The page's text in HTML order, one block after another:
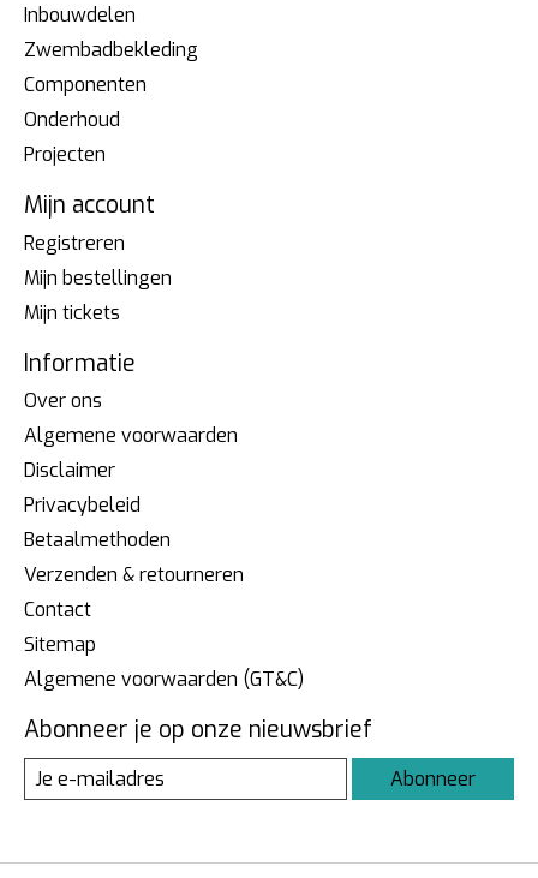
Inbouwdelen
Zwembadbekleding
Componenten
Onderhoud
Projecten
Mijn account
Registreren
Mijn bestellingen
Mijn tickets
Informatie
Over ons
Algemene voorwaarden
Disclaimer
Privacybeleid
Betaalmethoden
Verzenden & retourneren
Contact
Sitemap
Algemene voorwaarden (GT&C)
Abonneer je op onze nieuwsbrief
Abonneer